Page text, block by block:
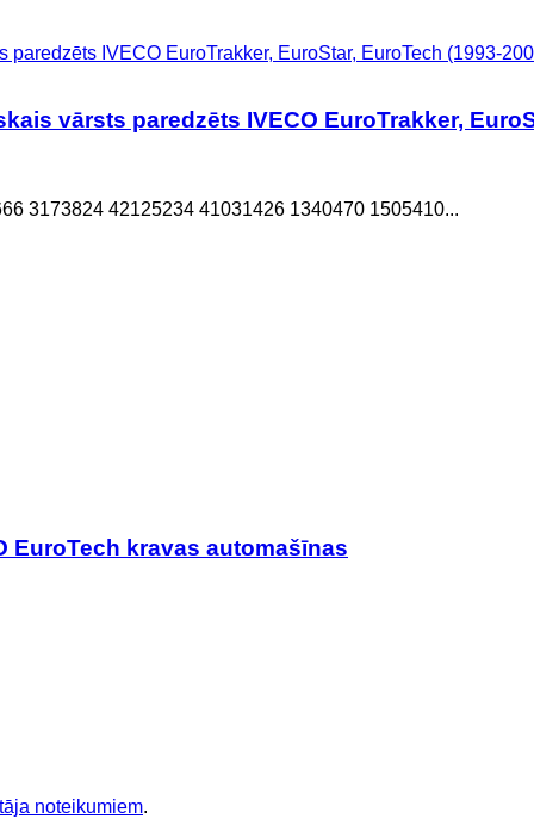
vārsts paredzēts IVECO EuroTrakker,
3173824 42125234 41031426 1340470 1505410...
EuroTech kravas automašīnas
noteikumiem.